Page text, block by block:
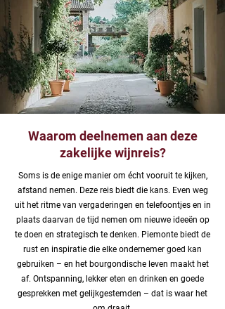
Waarom deelnemen aan deze
zakelijke wijnreis?
Soms is de enige manier om écht vooruit te kijken,
afstand nemen. Deze reis biedt die kans. Even weg
uit het ritme van vergaderingen en telefoontjes en in
plaats daarvan de tijd nemen om nieuwe ideeën op
te doen en strategisch te denken. Piemonte biedt de
rust en inspiratie die elke ondernemer goed kan
gebruiken – en het bourgondische leven maakt het
af. Ontspanning, lekker eten en drinken en goede
gesprekken met gelijkgestemden – dat is waar het